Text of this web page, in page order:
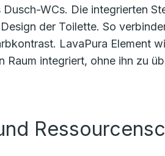
WCs. Die integrierten
der Toilette. So
LavaPura Element
integriert, ohne ihn zu